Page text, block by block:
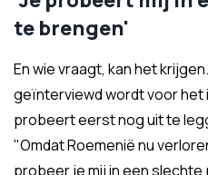
te brengen'
En wie vraagt, kan het
geïnterviewd wordt voor het
probeert eerst nog uit te
"Omdat Roemenië nu
probeer je mij in een